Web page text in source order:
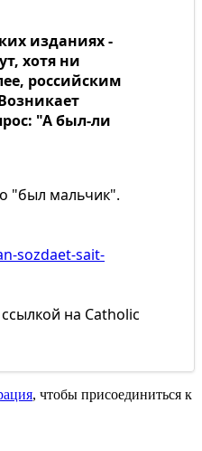
изданиях -
хотя ни
российским
"А был-ли
"был мальчик".
sozdaet-sait-
на Catholic
, чтобы присоединиться к